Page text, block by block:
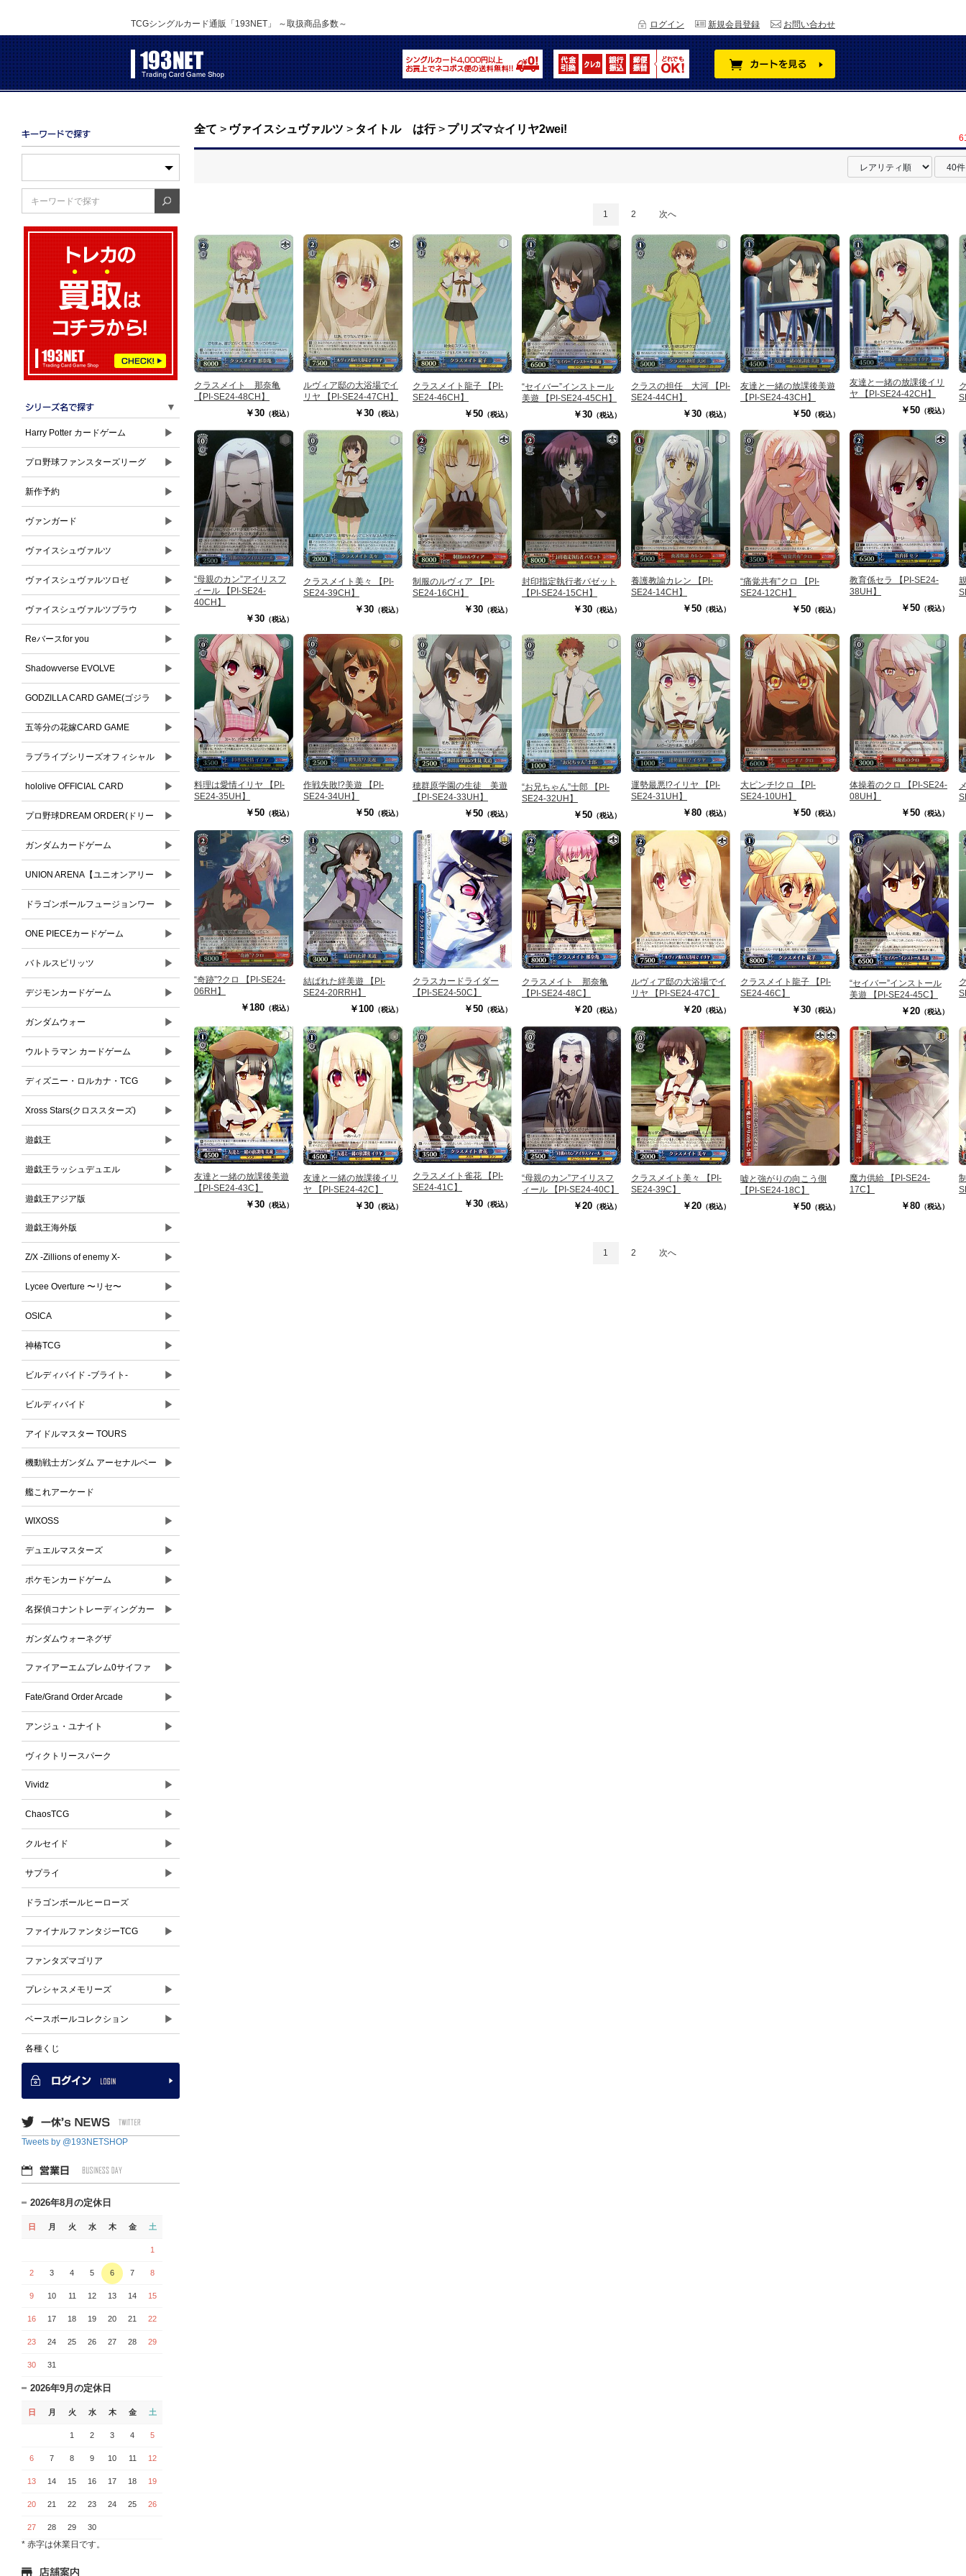
TCGシングルカード通販「193NET」 ～取扱商品多数～ お問い合わせ
新規会員登録
ログイン
▼
Harry Potter カードゲーム ▶
プロ野球ファンスターズリーグ ▶
新作予約 ▶
ヴァンガード ▶
ヴァイスシュヴァルツ ▶
ヴァイスシュヴァルツロゼ ▶
ヴァイスシュヴァルツブラウ ▶
Reバースfor you ▶
Shadowverse EVOLVE ▶
GODZILLA CARD GAME(ゴジラ
カードゲーム)
▶
五等分の花嫁CARD GAME ▶
ラブライブシリーズオフィシャル
カードゲーム
▶
hololive OFFICIAL CARD
GAME(ホロライブオフィシャルカ
ードゲーム)
▶
プロ野球DREAM ORDER(ドリー
ムオーダー)
▶
ガンダムカードゲーム ▶
UNION ARENA【ユニオンアリー
ナ】
▶
ドラゴンボールフュージョンワー
ルド
▶
ONE PIECEカードゲーム ▶
バトルスピリッツ ▶
デジモンカードゲーム ▶
ガンダムウォー ▶
ウルトラマン カードゲーム ▶
ディズニー・ロルカナ・TCG ▶
Xross Stars(クロススターズ) ▶
遊戯王 ▶
遊戯王ラッシュデュエル ▶
遊戯王アジア版
遊戯王海外版 ▶
Z/X -Zillions of enemy X- ▶
Lycee Overture 〜リセ〜 ▶
OSICA ▶
神椿TCG ▶
ビルディバイド -ブライト- ▶
ビルディバイド ▶
アイドルマスター TOURS
機動戦士ガンダム アーセナルベー
ス
▶
艦これアーケード
WIXOSS ▶
デュエルマスターズ ▶
ポケモンカードゲーム ▶
名探偵コナントレーディングカー
ドゲーム
▶
ガンダムウォーネグザ
ファイアーエムブレム0サイファ ▶
Fate/Grand Order Arcade ▶
アンジュ・ユナイト ▶
ヴィクトリースパーク
Vividz ▶
ChaosTCG ▶
クルセイド ▶
サプライ ▶
ドラゴンボールヒーローズ
ファイナルファンタジーTCG ▶
ファンタズマゴリア
プレシャスメモリーズ ▶
ベースボールコレクション ▶
各種くじ
Tweets by @193NETSHOP
2026年8月の定休日
日 月 火 水 木 金 土
1
2 3 4 5 6 7 8
9 10 11 12 13 14 15
16 17 18 19 20 21 22
23 24 25 26 27 28 29
30 31
2026年9月の定休日
日 月 火 水 木 金 土
1 2 3 4 5
6 7 8 9 10 11 12
13 14 15 16 17 18 19
20 21 22 23 24 25 26
27 28 29 30
* 赤字は休業日です。
全て > ヴァイスシュヴァルツ > タイトル は行 > プリズマ☆イリヤ2wei!
1 2 次へ
クラスメイト 那奈亀
【PI-SE24-48CH】
￥30 （税込）
ルヴィア邸の大浴場でイ
リヤ 【PI-SE24-47CH】
￥30 （税込）
クラスメイト龍子 【PI-
SE24-46CH】
￥50 （税込）
“セイバー”インストール
美遊 【PI-SE24-45CH】
￥30 （税込）
クラスの担任 大河 【PI-
SE24-44CH】
￥30 （税込）
友達と一緒の放課後美遊
【PI-SE24-43CH】
￥50 （税込）
友達と一緒の放課後イリ
ヤ 【PI-SE24-42CH】
￥50 （税込）
“母親のカン”アイリスフ
ィール 【PI-SE24-
40CH】
￥30 （税込）
クラスメイト美々 【PI-
SE24-39CH】
￥30 （税込）
制服のルヴィア 【PI-
SE24-16CH】
￥30 （税込）
封印指定執行者バゼット
【PI-SE24-15CH】
￥30 （税込）
養護教諭カレン 【PI-
SE24-14CH】
￥50 （税込）
“痛覚共有”クロ 【PI-
SE24-12CH】
￥50 （税込）
教育係セラ 【PI-SE24-
38UH】
￥50 （税込）
料理は愛情イリヤ 【PI-
SE24-35UH】
￥50 （税込）
作戦失敗!?美遊 【PI-
SE24-34UH】
￥50 （税込）
穂群原学園の生徒 美遊
【PI-SE24-33UH】
￥50 （税込）
“お兄ちゃん”士郎 【PI-
SE24-32UH】
￥50 （税込）
運勢最悪!?イリヤ 【PI-
SE24-31UH】
￥80 （税込）
大ピンチ!クロ 【PI-
SE24-10UH】
￥50 （税込）
体操着のクロ 【PI-SE24-
08UH】
￥50 （税込）
“奇跡”?クロ 【PI-SE24-
06RH】
￥180 （税込）
結ばれた絆美遊 【PI-
SE24-20RRH】
￥100 （税込）
クラスカードライダー
【PI-SE24-50C】
￥50 （税込）
クラスメイト 那奈亀
【PI-SE24-48C】
￥20 （税込）
ルヴィア邸の大浴場でイ
リヤ 【PI-SE24-47C】
￥20 （税込）
クラスメイト龍子 【PI-
SE24-46C】
￥30 （税込）
“セイバー”インストール
美遊 【PI-SE24-45C】
￥20 （税込）
友達と一緒の放課後美遊
【PI-SE24-43C】
￥30 （税込）
友達と一緒の放課後イリ
ヤ 【PI-SE24-42C】
￥30 （税込）
クラスメイト雀花 【PI-
SE24-41C】
￥30 （税込）
“母親のカン”アイリスフ
ィール 【PI-SE24-40C】
￥20 （税込）
クラスメイト美々 【PI-
SE24-39C】
￥20 （税込）
嘘と強がりの向こう側
【PI-SE24-18C】
￥50 （税込）
魔力供給 【PI-SE24-
17C】
￥80 （税込）
1 2 次へ